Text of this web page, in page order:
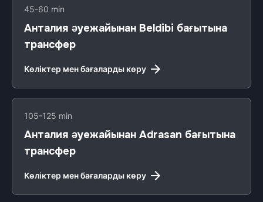
45-60 min
Анталия әуежайынан Beldibi бағытына
трансфер
Көліктер мен бағаларды көру
105-125 min
Анталия әуежайынан Adrasan бағытына
трансфер
Көліктер мен бағаларды көру